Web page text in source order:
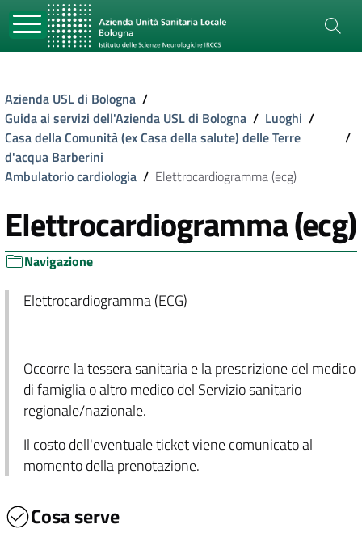
Azienda USL di Bologna /
Guida ai servizi dell'Azienda USL di Bologna / Luoghi /
Casa della Comunità (ex Casa della salute) delle Terre
d'acqua Barberini
/
Ambulatorio cardiologia / Elettrocardiogramma (ecg)
Elettrocardiogramma (ecg)
Navigazione
Elettrocardiogramma (ECG)
Occorre la tessera sanitaria e la prescrizione del medico
di famiglia o altro medico del Servizio sanitario
regionale/nazionale.
Il costo dell'eventuale ticket viene comunicato al
momento della prenotazione.
Cosa serve